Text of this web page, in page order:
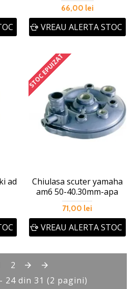
66,00 lei
VREAU ALERTA STOC
ad
STOC EPUIZAT
Chiulasa scuter yamaha
am6 50-40.30mm-apa
71,00 lei
VREAU ALERTA STOC
2
24 din 31 (2 pagini)